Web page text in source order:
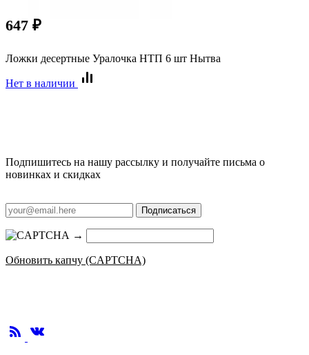
647 ₽
Ложки десертные Уралочка НТП 6 шт Нытва
Нет в наличии
Подпишитесь на нашу рассылку и получайте письма о
новинках и скидках
Подписаться
→
Обновить капчу (CAPTCHA)